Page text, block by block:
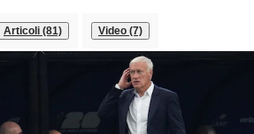
Articoli (81) Video (7)